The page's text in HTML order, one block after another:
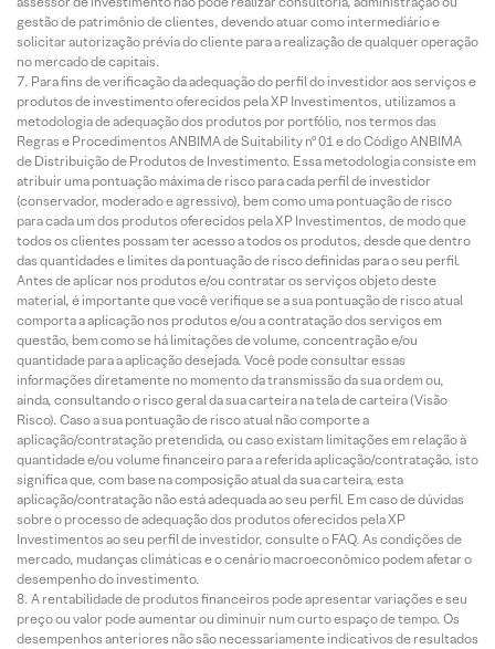
gestão de patrimônio de clientes, devendo atuar como intermediário e
solicitar autorização prévia do cliente para a realização de qualquer operação
no mercado de capitais.
Para fins de verificação da adequação do perfil do investidor aos serviços e
produtos de investimento oferecidos pela XP Investimentos, utilizamos a
metodologia de adequação dos produtos por portfólio, nos termos das
Regras e Procedimentos ANBIMA de Suitability nº 01 e do Código ANBIMA
de Distribuição de Produtos de Investimento. Essa metodologia consiste em
atribuir uma pontuação máxima de risco para cada perfil de investidor
(conservador, moderado e agressivo), bem como uma pontuação de risco
para cada um dos produtos oferecidos pela XP Investimentos, de modo que
todos os clientes possam ter acesso a todos os produtos, desde que dentro
das quantidades e limites da pontuação de risco definidas para o seu perfil.
Antes de aplicar nos produtos e/ou contratar os serviços objeto deste
material, é importante que você verifique se a sua pontuação de risco atual
comporta a aplicação nos produtos e/ou a contratação dos serviços em
questão, bem como se há limitações de volume, concentração e/ou
quantidade para a aplicação desejada. Você pode consultar essas
informações diretamente no momento da transmissão da sua ordem ou,
ainda, consultando o risco geral da sua carteira na tela de carteira (Visão
Risco). Caso a sua pontuação de risco atual não comporte a
aplicação/contratação pretendida, ou caso existam limitações em relação à
quantidade e/ou volume financeiro para a referida aplicação/contratação, isto
significa que, com base na composição atual da sua carteira, esta
aplicação/contratação não está adequada ao seu perfil. Em caso de dúvidas
sobre o processo de adequação dos produtos oferecidos pela XP
Investimentos ao seu perfil de investidor, consulte o FAQ. As condições de
mercado, mudanças climáticas e o cenário macroeconômico podem afetar o
desempenho do investimento.
A rentabilidade de produtos financeiros pode apresentar variações e seu
preço ou valor pode aumentar ou diminuir num curto espaço de tempo. Os
desempenhos anteriores não são necessariamente indicativos de resultados